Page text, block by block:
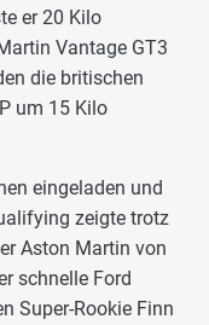
er 20 Kilo
Vantage GT3
die britischen
um 15 Kilo
eingeladen und
zeigte trotz
Aston Martin von
schnelle Ford
Super-Rookie Finn